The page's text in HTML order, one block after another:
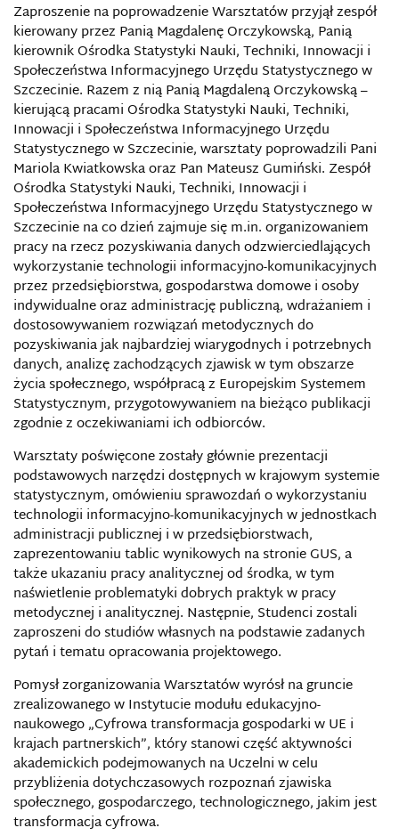
Zaproszenie na poprowadzenie Warsztatów przyjął zespół
kierowany przez Panią Magdalenę Orczykowską, Panią
kierownik Ośrodka Statystyki Nauki, Techniki, Innowacji i
Społeczeństwa Informacyjnego Urzędu Statystycznego w
Szczecinie. Razem z nią Panią Magdaleną Orczykowską –
kierującą pracami Ośrodka Statystyki Nauki, Techniki,
Innowacji i Społeczeństwa Informacyjnego Urzędu
Statystycznego w Szczecinie, warsztaty poprowadzili Pani
Mariola Kwiatkowska oraz Pan Mateusz Gumiński. Zespół
Ośrodka Statystyki Nauki, Techniki, Innowacji i
Społeczeństwa Informacyjnego Urzędu Statystycznego w
Szczecinie na co dzień zajmuje się m.in. organizowaniem
pracy na rzecz pozyskiwania danych odzwierciedlających
wykorzystanie technologii informacyjno-komunikacyjnych
przez przedsiębiorstwa, gospodarstwa domowe i osoby
indywidualne oraz administrację publiczną, wdrażaniem i
dostosowywaniem rozwiązań metodycznych do
pozyskiwania jak najbardziej wiarygodnych i potrzebnych
danych, analizę zachodzących zjawisk w tym obszarze
życia społecznego, współpracą z Europejskim Systemem
Statystycznym, przygotowywaniem na bieżąco publikacji
zgodnie z oczekiwaniami ich odbiorców.
Warsztaty poświęcone zostały głównie prezentacji
podstawowych narzędzi dostępnych w krajowym systemie
statystycznym, omówieniu sprawozdań o wykorzystaniu
technologii informacyjno-komunikacyjnych w jednostkach
administracji publicznej i w przedsiębiorstwach,
zaprezentowaniu tablic wynikowych na stronie GUS, a
także ukazaniu pracy analitycznej od środka, w tym
naświetlenie problematyki dobrych praktyk w pracy
metodycznej i analitycznej. Następnie, Studenci zostali
zaproszeni do studiów własnych na podstawie zadanych
pytań i tematu opracowania projektowego.
Pomysł zorganizowania Warsztatów wyrósł na gruncie
zrealizowanego w Instytucie modułu edukacyjno-
naukowego „Cyfrowa transformacja gospodarki w UE i
krajach partnerskich”, który stanowi część aktywności
akademickich podejmowanych na Uczelni w celu
przybliżenia dotychczasowych rozpoznań zjawiska
społecznego, gospodarczego, technologicznego, jakim jest
transformacja cyfrowa.